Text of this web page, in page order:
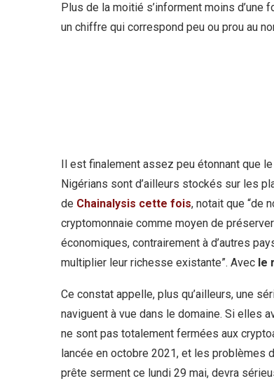
Plus de la moitié s’informent moins d’une
un chiffre qui correspond peu ou prou au
Il est finalement assez peu étonnant
Nigérians sont d’ailleurs stockés sur les
de Chainalysis cette fois, notait que “de
cryptomonnaie comme moyen de
économiques, contrairement à d’autres
multiplier leur richesse existante”. Avec le
Ce constat appelle, plus qu’ailleurs, une
naviguent à vue dans le domaine. Si elles
ne sont pas totalement fermées aux
lancée en octobre 2021, et les problèmes
prête serment ce lundi 29 mai, devra